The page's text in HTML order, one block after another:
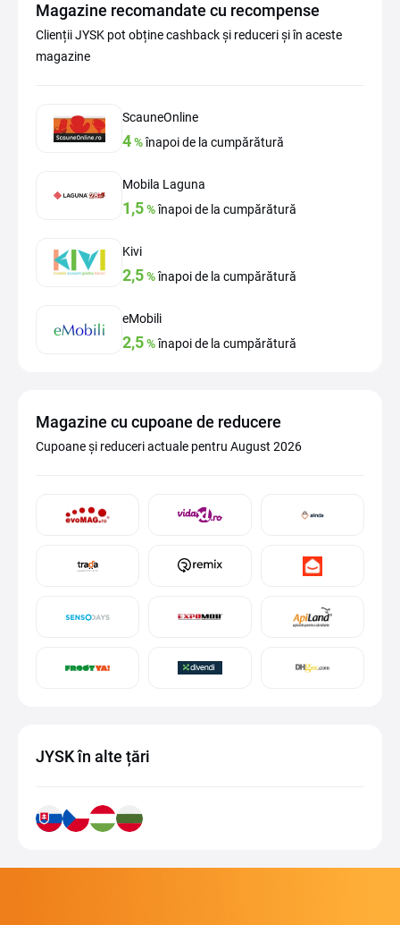
Magazine recomandate cu recompense
Clienții JYSK pot obține cashback și reduceri și în aceste
magazine
ScauneOnline
4%înapoi de la cumpărătură
Mobila Laguna
1,5%înapoi de la cumpărătură
Kivi
2,5%înapoi de la cumpărătură
eMobili
2,5%înapoi de la cumpărătură
Magazine cu cupoane de reducere
Cupoane și reduceri actuale pentru August 2026
JYSK în alte țări